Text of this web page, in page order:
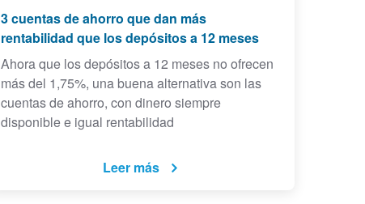
3 cuentas de ahorro que dan más
rentabilidad que los depósitos a 12 meses
Ahora que los depósitos a 12 meses no ofrecen
más del 1,75%, una buena alternativa son las
cuentas de ahorro, con dinero siempre
disponible e igual rentabilidad
Leer más